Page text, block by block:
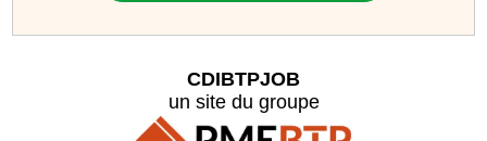
CDIBTPJOB
un site du groupe